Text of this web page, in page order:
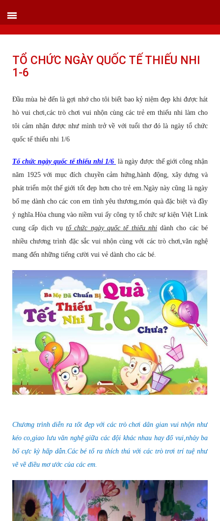
Email: info@vietlinktour.com / sales@vietlinktour.com
TỔ CHỨC NGÀY QUỐC TẾ THIẾU NHI
1-6
Đầu mùa hè đến là gợi nhớ cho tôi biết bao kỷ niệm đẹp khi được hát
hò vui chơi,các trò chơi vui nhộn cùng các trẻ em thiếu nhi làm cho
tôi cảm nhận được như mình trở về với tuổi thơ đó là ngày tổ chức
quốc tế thiếu nhi 1/6
Tổ chức ngày quốc tế thiếu nhi 1/6 là ngày được thế giới công nhận
năm 1925 với mục đích chuyền cảm hứng,hành động, xây dựng và
phát triển một thế giới tốt đẹp hơn cho trẻ em.Ngày này cũng là ngày
bố mẹ dành cho các con em tình yêu thương,món quà đặc biệt và đầy
ý nghĩa.Hòa chung vào niềm vui ấy công ty tổ chức sự kiện Việt Link
cung cấp dịch vụtổ chức ngày quốc tế thiếu nhidành cho các bé
nhiều chương trình đặc sắc vui nhộn cùng với các trò chơi,văn nghệ
mang đến những tiếng cười vui vẻ dành cho các bé.
Chương trình diễn ra tốt đẹp với các trò chơi dân gian vui nhộn như
kéo co,giao lưu văn nghệ giữa các đội khác nhau hay đố vui,nhảy ba
bố cực kỳ hấp dẫn.Các bé tổ ra thích thú với các trò trơi trí tuệ như
vẽ về điều mơ ước của các em.